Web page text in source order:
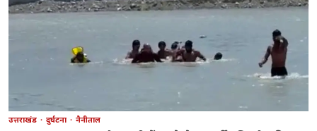
उत्तराखंड दुर्घटना नैनीताल